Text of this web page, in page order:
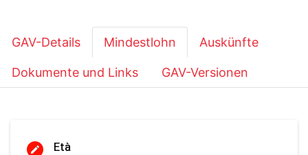
GAV-Details Mindestlohn Auskünfte
Dokumente und Links GAV-Versionen
Età